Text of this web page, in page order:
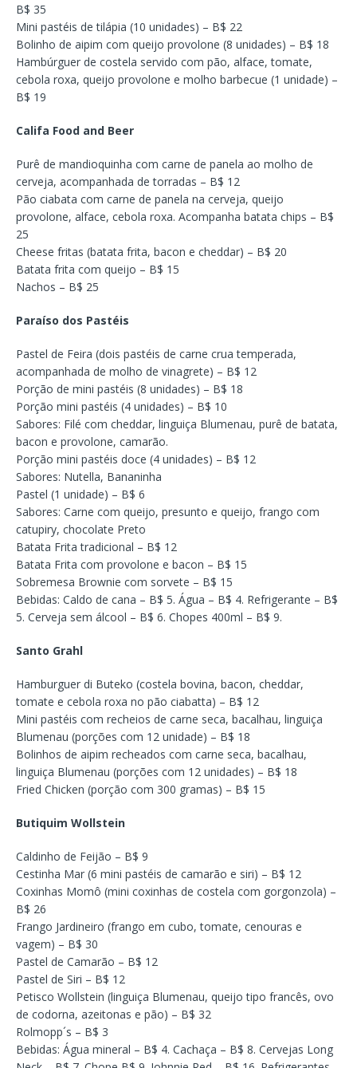
B$ 35
Mini pastéis de tilápia (10 unidades) – B$ 22
Bolinho de aipim com queijo provolone (8 unidades) – B$ 18
Hambúrguer de costela servido com pão, alface, tomate,
cebola roxa, queijo provolone e molho barbecue (1 unidade) –
B$ 19
Califa Food and Beer
Purê de mandioquinha com carne de panela ao molho de
cerveja, acompanhada de torradas – B$ 12
Pão ciabata com carne de panela na cerveja, queijo
provolone, alface, cebola roxa. Acompanha batata chips – B$
25
Cheese fritas (batata frita, bacon e cheddar) – B$ 20
Batata frita com queijo – B$ 15
Nachos – B$ 25
Paraíso dos Pastéis
Pastel de Feira (dois pastéis de carne crua temperada,
acompanhada de molho de vinagrete) – B$ 12
Porção de mini pastéis (8 unidades) – B$ 18
Porção mini pastéis (4 unidades) – B$ 10
Sabores: Filé com cheddar, linguiça Blumenau, purê de batata,
bacon e provolone, camarão.
Porção mini pastéis doce (4 unidades) – B$ 12
Sabores: Nutella, Bananinha
Pastel (1 unidade) – B$ 6
Sabores: Carne com queijo, presunto e queijo, frango com
catupiry, chocolate Preto
Batata Frita tradicional – B$ 12
Batata Frita com provolone e bacon – B$ 15
Sobremesa Brownie com sorvete – B$ 15
Bebidas: Caldo de cana – B$ 5. Água – B$ 4. Refrigerante – B$
5. Cerveja sem álcool – B$ 6. Chopes 400ml – B$ 9.
Santo Grahl
Hamburguer di Buteko (costela bovina, bacon, cheddar,
tomate e cebola roxa no pão ciabatta) – B$ 12
Mini pastéis com recheios de carne seca, bacalhau, linguiça
Blumenau (porções com 12 unidade) – B$ 18
Bolinhos de aipim recheados com carne seca, bacalhau,
linguiça Blumenau (porções com 12 unidades) – B$ 18
Fried Chicken (porção com 300 gramas) – B$ 15
Butiquim Wollstein
Caldinho de Feijão – B$ 9
Cestinha Mar (6 mini pastéis de camarão e siri) – B$ 12
Coxinhas Momô (mini coxinhas de costela com gorgonzola) –
B$ 26
Frango Jardineiro (frango em cubo, tomate, cenouras e
vagem) – B$ 30
Pastel de Camarão – B$ 12
Pastel de Siri – B$ 12
Petisco Wollstein (linguiça Blumenau, queijo tipo francês, ovo
de codorna, azeitonas e pão) – B$ 32
Rolmopp´s – B$ 3
Bebidas: Água mineral – B$ 4. Cachaça – B$ 8. Cervejas Long